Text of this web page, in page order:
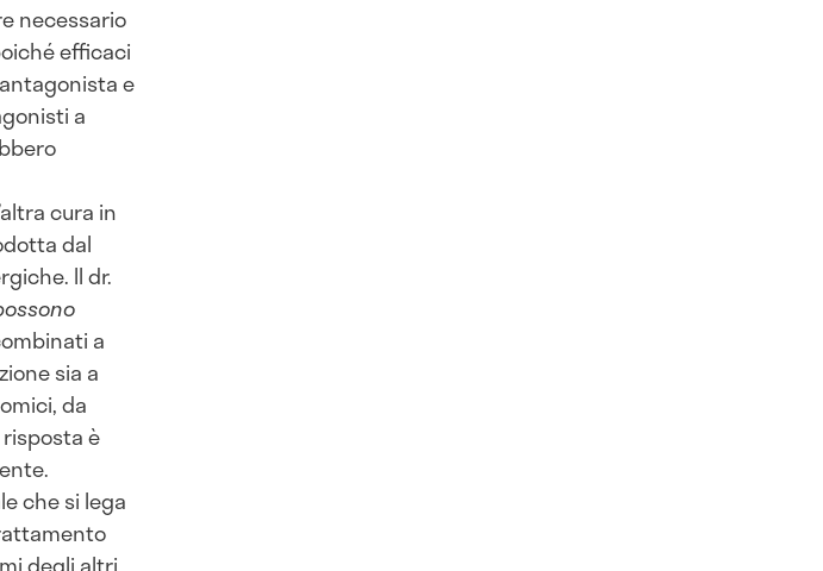
necessario
efficaci
e
a
cura in
dal
Il dr.
a
sia a
da
è
che si lega